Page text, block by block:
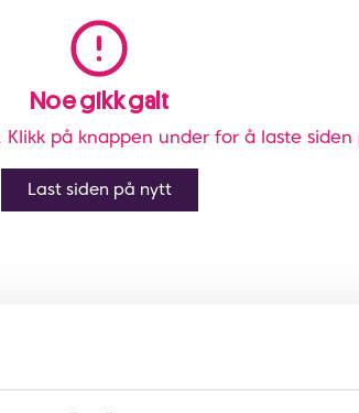
Noe gikk galt
på knappen under for å laste siden
Last siden på nytt